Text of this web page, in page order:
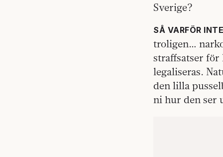
Sverige?
SÅ VARFÖR INTE
troligen…
straffsatser
legaliseras.
den lilla
ni hur den ser